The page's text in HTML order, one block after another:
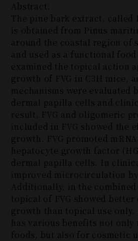
Abstract:
The pine bark extract, called
is obtained from Pinus
around the coastal region of
and used as a functional
examined the topical action
growth of FVG in C3H mice,
mechanisms were evaluated
dermal papilla cells and
result, FVG and oligomeric
included in FVG showed the
growth. FVG promoted
hepatocyte growth factor
dermal papilla cells. In
improved microcirculation
Additionally, in the combined
topical of FVG showed
growth than topical use only.
has various benefits not
foods, but also for cosmetic